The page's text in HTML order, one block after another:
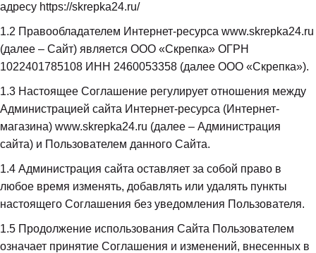
адресу https://skrepka24.ru/
1.2 Правообладателем Интернет-ресурса www.skrepka24.ru
(далее – Сайт) является ООО «Скрепка» ОГРН
1022401785108 ИНН 2460053358 (далее ООО «Скрепка»).
1.3 Настоящее Соглашение регулирует отношения между
Администрацией сайта Интернет-ресурса (Интернет-
магазина) www.skrepka24.ru (далее – Администрация
сайта) и Пользователем данного Сайта.
1.4 Администрация сайта оставляет за собой право в
любое время изменять, добавлять или удалять пункты
настоящего Соглашения без уведомления Пользователя.
1.5 Продолжение использования Сайта Пользователем
означает принятие Соглашения и изменений, внесенных в